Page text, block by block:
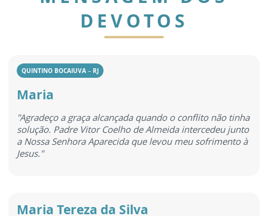
DEVOTOS
QUINTINO BOCAIUVA – RJ
Maria
"Agradeço a graça alcançada quando o conflito não tinha
solução. Padre Vitor Coelho de Almeida intercedeu junto
a Nossa Senhora Aparecida que levou meu sofrimento à
Jesus."
Maria Tereza da Silva